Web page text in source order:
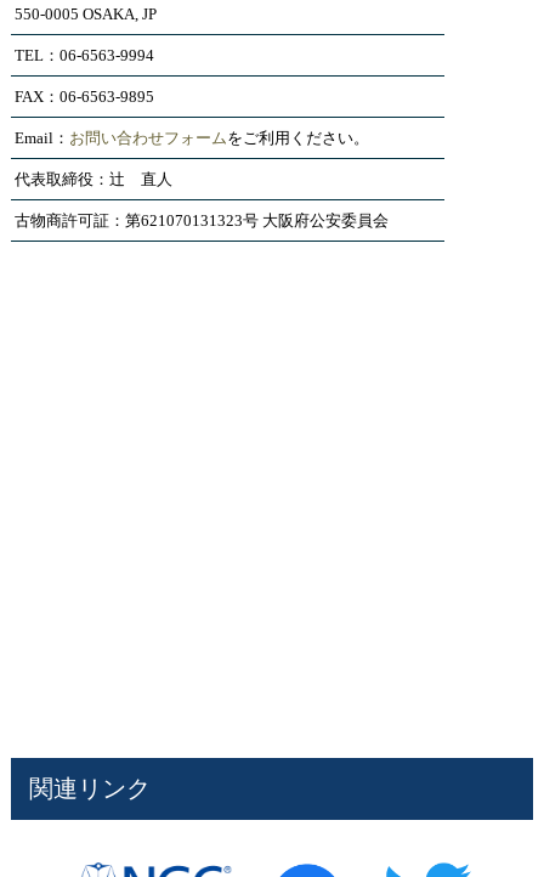
550-0005 OSAKA, JP
TEL：06-6563-9994
FAX：06-6563-9895
Email： お問い合わせフォームをご利用ください。
代表取締役：辻 直人
古物商許可証：第621070131323号 大阪府公安委員会
関連リンク